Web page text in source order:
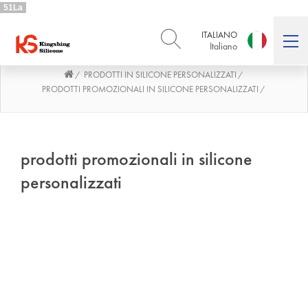
51La
ITALIANO
Italiano
ENGLISH
English
DEUTSCH
Deutsch
French Italiano
PORTUGUÊS
/ PRODOTTI IN SILICONE PERSONALIZZATI /
PRODOTTI PROMOZIONALI IN SILICONE PERSONALIZZATI /
prodotti promozionali in silicone
personalizzati